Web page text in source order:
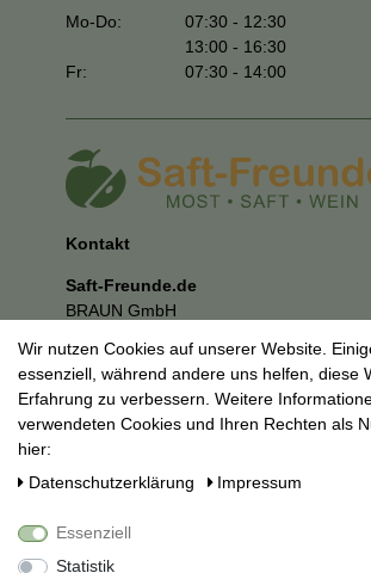
Mo-Do:
07:30 - 12:30
13:00 - 16:30
Fr:
07:30 - 14:00
Kontakt
Saft-Freunde.de
BRAUN GmbH
73037 Göppingen
E-Mail:mail@saft-freunde.de
Unternehmen
Impressum
Social Media
Wir nutzen Cookies auf unserer Website.
essenziell, während andere uns helfen, diese
Erfahrung zu verbessern. Weitere
verwendeten Cookies und Ihren Rechten als
hier:
Daten­schutz­erklärung
Impressum
Essenziell
Statistik